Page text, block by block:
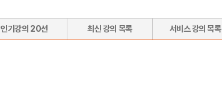
서비스도움말
인기강의 20선 최신 강의 목록 서비스 강의 목록